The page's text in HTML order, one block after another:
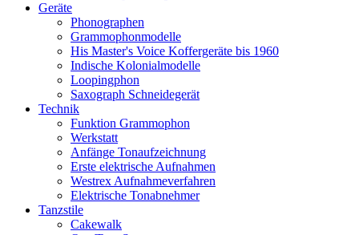
Geräte
Phonographen
Grammophonmodelle
His Master's Voice Koffergeräte bis 1960
Indische Kolonialmodelle
Loopingphon
Saxograph Schneidegerät
Technik
Funktion Grammophon
Werkstatt
Anfänge Tonaufzeichnung
Erste elektrische Aufnahmen
Westrex Aufnahmeverfahren
Elektrische Tonabnehmer
Tanzstile
Cakewalk